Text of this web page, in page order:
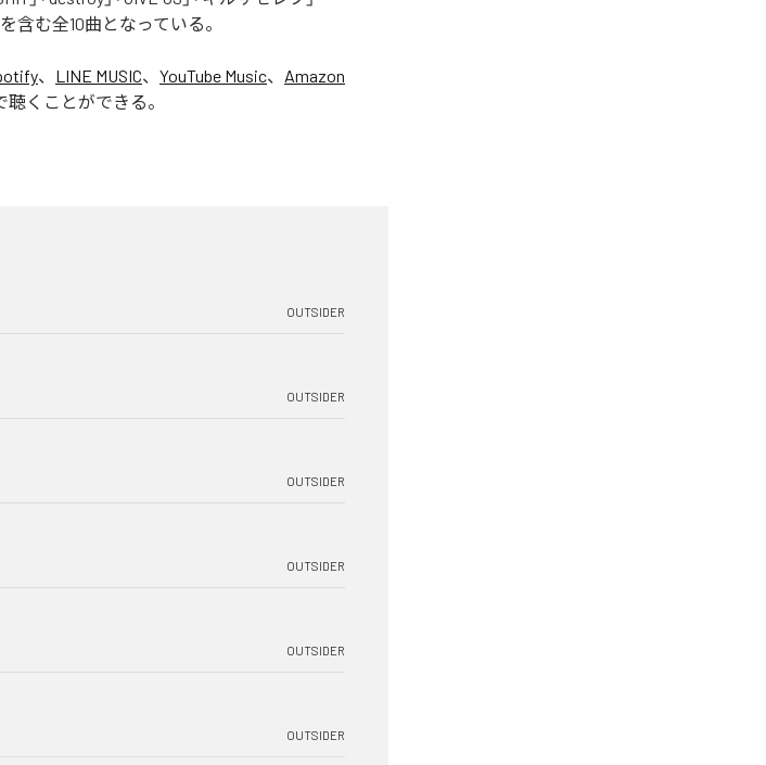
を含む全10曲となっている。
、 LINE MUSIC、 YouTube Music、 Amazon
くことができる。
OUTSIDER
OUTSIDER
OUTSIDER
OUTSIDER
OUTSIDER
OUTSIDER